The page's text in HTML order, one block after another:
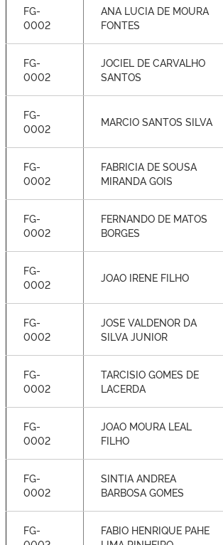
FG-
0002
ANA LUCIA DE MOURA
FONTES
FG-
0002
JOCIEL DE CARVALHO
SANTOS
FG-
0002
MARCIO SANTOS SILVA
FG-
0002
FABRICIA DE SOUSA
MIRANDA GOIS
FG-
0002
FERNANDO DE MATOS
BORGES
FG-
0002
JOAO IRENE FILHO
FG-
0002
JOSE VALDENOR DA
SILVA JUNIOR
FG-
0002
TARCISIO GOMES DE
LACERDA
FG-
0002
JOAO MOURA LEAL
FILHO
FG-
0002
SINTIA ANDREA
BARBOSA GOMES
FG-
FABIO HENRIQUE PAHE